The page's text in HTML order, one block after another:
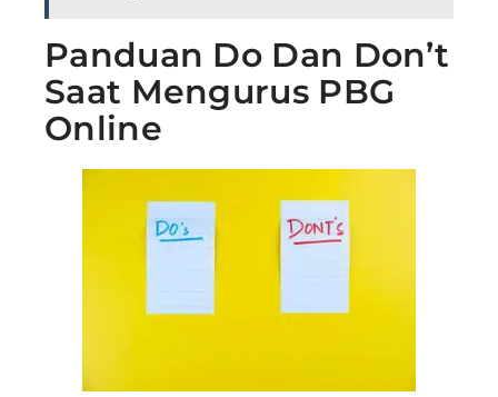
Panduan Do Dan Don’t
Saat Mengurus PBG
Online